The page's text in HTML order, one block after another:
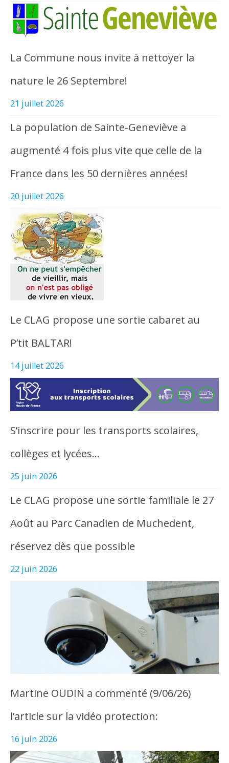
La Commune nous invite à nettoyer la
nature le 26 Septembre!
21 juillet 2026
La population de Sainte-Geneviève a
augmenté 4 fois plus vite que celle de la
France dans les 50 dernières années!
20 juillet 2026
Le CLAG propose une sortie cabaret au
P’tit BALTAR!
14 juillet 2026
S’inscrire pour les transports scolaires,
collèges et lycées…
25 juin 2026
Le CLAG propose une sortie familiale le 27
Août au Parc Canadien de Muchedent,
réservez dès que possible
22 juin 2026
Martine OUDIN a commenté (9/06/26)
l’article sur la vidéo protection:
16 juin 2026